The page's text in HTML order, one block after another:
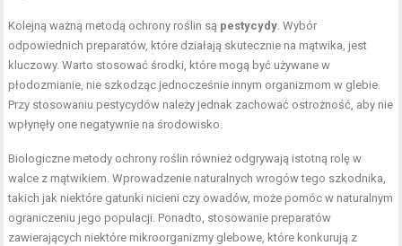
Kolejną ważną metodą ochrony roślin są pestycydy. Wybór
odpowiednich preparatów, które działają skutecznie na mątwika, jest
kluczowy. Warto stosować środki, które mogą być używane w
płodozmianie, nie szkodząc jednocześnie innym organizmom w glebie.
Przy stosowaniu pestycydów należy jednak zachować ostrożność, aby nie
wpłynęły one negatywnie na środowisko.
Biologiczne metody ochrony roślin również odgrywają istotną rolę w
walce z mątwikiem. Wprowadzenie naturalnych wrogów tego szkodnika,
takich jak niektóre gatunki nicieni czy owadów, może pomóc w naturalnym
ograniczeniu jego populacji. Ponadto, stosowanie preparatów
zawierających niektóre mikroorganizmy glebowe, które konkurują z